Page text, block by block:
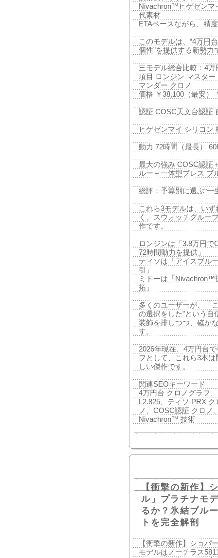
Nivachron™ヒゲゼンマ
代素材
ETAベースながら、精
このモデルは、“4万円
個性”を提供する新勢力
三モデル総合比較：4
項目 ロンジン マスタ
マンダー クロノ
価格 ￥38,100（最安）
認証 COSC天文台認証
ヒゲゼンマイ シリコ
動力 72時間（最長）
最大の強み COSC認証
ルー＋一体型ブレス
総評：予算別に選ぶ“一
これら3モデルは、いず
く、スウォッチグルー
作です。
ロンジンは「3.8万円
72時間動力を提供」
ティソは「アイスブル
引」
ミドーは「Nivachron™
拓」
多くのユーザーが、「
の選択をした”という
装飾を排しつつ、確か
す。
2026年現在、4万円台
フとして、これら3本は
しい傑作です。
関連SEOキーワード
4万円台 クロノグラフ
L2.825、ティソ PRX
ノ、COSC認証 クロノ
Nivachron™ 技術
【衝撃の新作】
ル」プラチナモ
るか？氷結ブル
トを完全解剖
【衝撃の新作】ショパ
モデルはノーチラス